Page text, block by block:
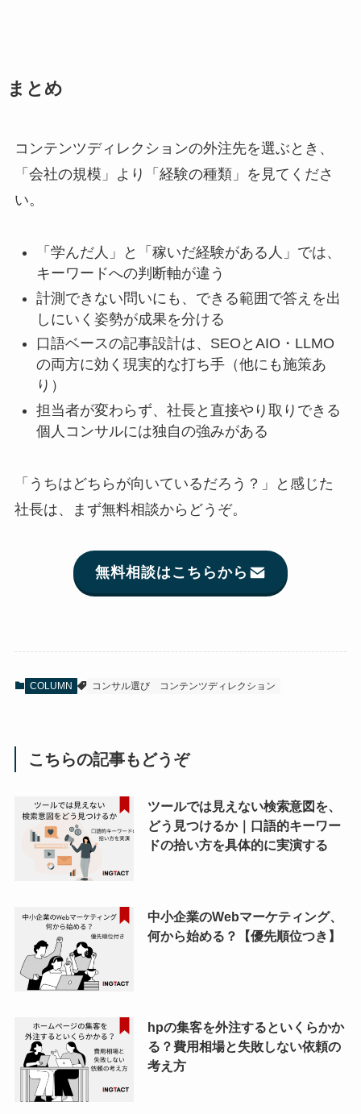
まとめ
コンテンツディレクションの外注先を選ぶとき、
「会社の規模」より「経験の種類」を見てくださ
い。
「学んだ人」と「稼いだ経験がある人」では、
キーワードへの判断軸が違う
計測できない問いにも、できる範囲で答えを出
しにいく姿勢が成果を分ける
口語ベースの記事設計は、SEOとAIO・LLMO
の両方に効く現実的な打ち手（他にも施策あ
り）
担当者が変わらず、社長と直接やり取りできる
個人コンサルには独自の強みがある
「うちはどちらが向いているだろう？」と感じた
社長は、まず無料相談からどうぞ。
無料相談はこちらから
COLUMN コンサル選び コンテンツディレクション
こちらの記事もどうぞ
ツールでは見えない検索意図を、
どう見つけるか｜口語的キーワー
ドの拾い方を具体的に実演する
中小企業のWebマーケティング、
何から始める？【優先順位つき】
hpの集客を外注するといくらかか
る？費用相場と失敗しない依頼の
考え方